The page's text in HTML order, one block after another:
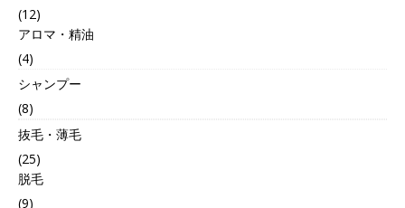
(12)
アロマ・精油
(4)
シャンプー
(8)
抜毛・薄毛
(25)
脱毛
(9)